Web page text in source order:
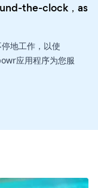
the-clock，as
地工作，以使
应用程序为您服